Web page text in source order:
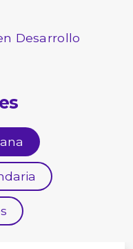
Desarrollo